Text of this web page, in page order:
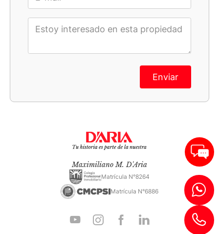
Enviar
Maximiliano M. D'Aria
Matrícula N°8264
Matrícula N°6886